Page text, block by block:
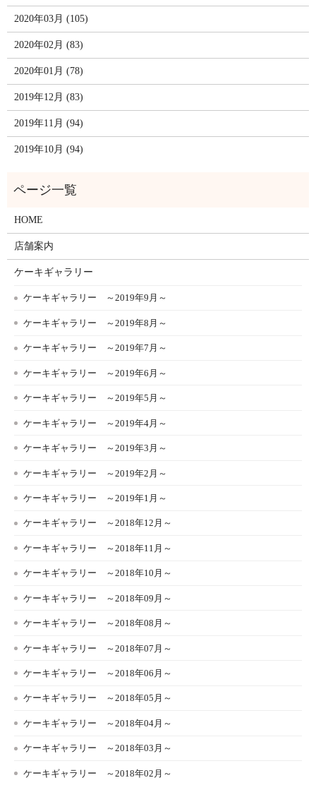
2020年03月 (105)
2020年02月 (83)
2020年01月 (78)
2019年12月 (83)
2019年11月 (94)
2019年10月 (94)
HOME
店舗案内
ケーキギャラリー
ケーキギャラリー ～2019年9月～
ケーキギャラリー ～2019年8月～
ケーキギャラリー ～2019年7月～
ケーキギャラリー ～2019年6月～
ケーキギャラリー ～2019年5月～
ケーキギャラリー ～2019年4月～
ケーキギャラリー ～2019年3月～
ケーキギャラリー ～2019年2月～
ケーキギャラリー ～2019年1月～
ケーキギャラリー ～2018年12月～
ケーキギャラリー ～2018年11月～
ケーキギャラリー ～2018年10月～
ケーキギャラリー ～2018年09月～
ケーキギャラリー ～2018年08月～
ケーキギャラリー ～2018年07月～
ケーキギャラリー ～2018年06月～
ケーキギャラリー ～2018年05月～
ケーキギャラリー ～2018年04月～
ケーキギャラリー ～2018年03月～
ケーキギャラリー ～2018年02月～